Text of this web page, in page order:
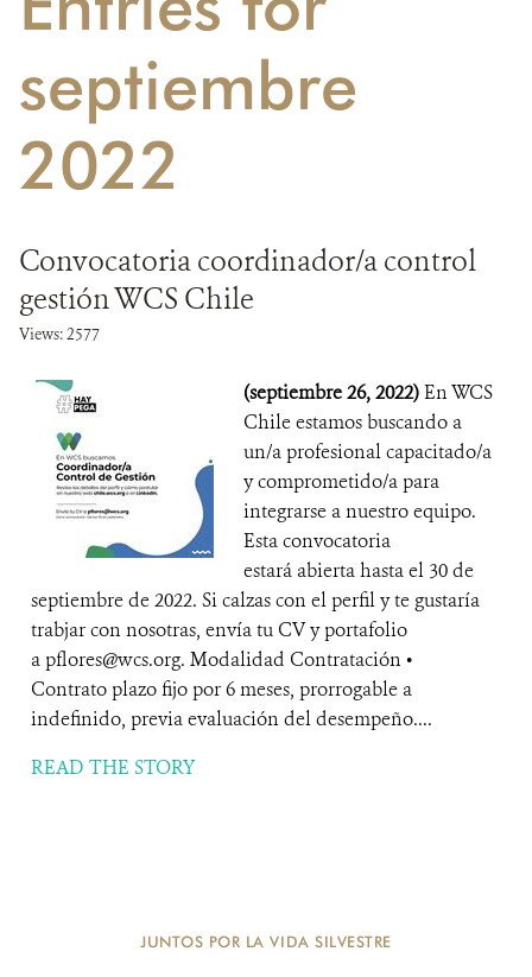
DONA
septiembre
2022
Convocatoria coordinador/a control
gestión WCS Chile
Views: 2577
(septiembre 26, 2022)En WCS
Chile estamos buscando a
un/a profesional capacitado/a
y comprometido/a para
integrarse a nuestro equipo.
Esta convocatoria
estará abierta hasta el 30 de
septiembre de 2022. Si calzas con el perfil y te gustaría
trabjar con nosotras, envía tu CV y portafolio
a pflores@wcs.org. Modalidad Contratación •
Contrato plazo fijo por 6 meses, prorrogable a
indefinido, previa evaluación del desempeño....
READ THE STORY
JUNTOS POR LA VIDA SILVESTRE